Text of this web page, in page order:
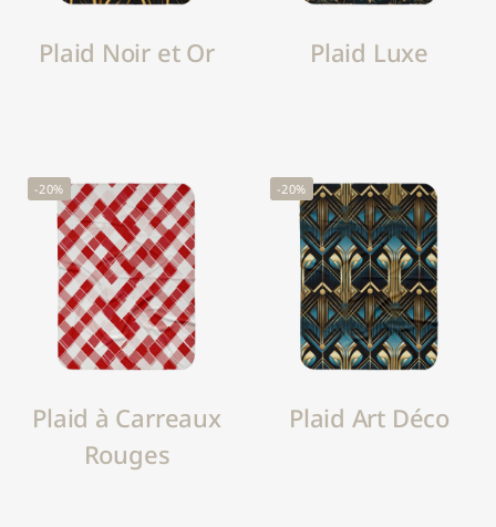
Plaid Noir et Or Plaid Luxe
-20%
Plaid à Carreaux
Rouges
-20%
Plaid Art Déco